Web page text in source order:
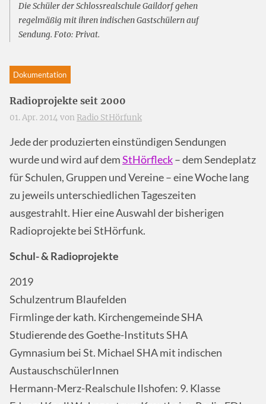
Die Schüler der Schlossrealschule Gaildorf gehen
regelmäßig mit ihren indischen Gastschülern auf
Sendung. Foto: Privat.
Dokumentation
Radioprojekte seit 2000
01. Apr. 2014 von Radio StHörfunk
Jede der produzierten einstündigen Sendungen
wurde und wird auf demStHörfleck– dem Sendeplatz
für Schulen, Gruppen und Vereine – eine Woche lang
zu jeweils unterschiedlichen Tageszeiten
ausgestrahlt. Hier eine Auswahl der bisherigen
Radioprojekte bei StHörfunk.
Schul- & Radioprojekte
2019
Schulzentrum Blaufelden
Firmlinge der kath. Kirchengemeinde SHA
Studierende des Goethe-Instituts SHA
Gymnasium bei St. Michael SHA mit indischen
AustauschschülerInnen
Hermann-Merz-Realschule Ilshofen: 9. Klasse